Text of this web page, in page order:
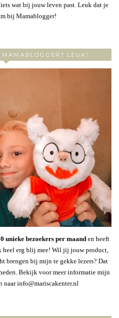
wat bij jouw leven past. Leuk dat je
bij Mamablogger!
LEUK!
unieke bezoekers per maanden heeft
heel erg blij mee! Wil jij jouw product,
brengen bij mijn te gekke lezers? Dat
Bekijk voor meer informatie mijn
naar info@mariscakenter.nl